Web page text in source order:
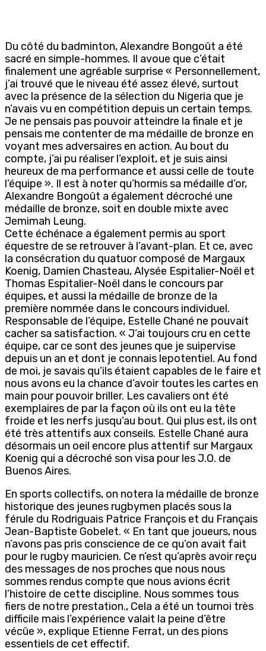
Du côté du badminton, Alexandre Bongoût a été
sacré en simple-hommes. Il avoue que c’était
finalement une agréable surprise « Personnellement,
j’ai trouvé que le niveau été assez élevé, surtout
avec la présence de la sélection du Nigeria que je
n’avais vu en compétition depuis un certain temps.
Je ne pensais pas pouvoir atteindre la finale et je
pensais me contenter de ma médaille de bronze en
voyant mes adversaires en action. Au bout du
compte, j’ai pu réaliser l’exploit, et je suis ainsi
heureux de ma performance et aussi celle de toute
l’équipe ». Il est à noter qu’hormis sa médaille d’or,
Alexandre Bongoût a également décroché une
médaille de bronze, soit en double mixte avec
Jemimah Leung.
Cette échénace a également permis au sport
équestre de se retrouver à l’avant-plan. Et ce, avec
la consécration du quatuor composé de Margaux
Koenig, Damien Chasteau, Alysée Espitalier-Noël et
Thomas Espitalier-Noël dans le concours par
équipes, et aussi la médaille de bronze de la
première nommée dans le concours individuel.
Responsable de l’équipe, Estelle Chané ne pouvait
cacher sa satisfaction. « J’ai toujours cru en cette
équipe, car ce sont des jeunes que je suipervise
depuis un an et dont je connais lepotentiel. Au fond
de moi, je savais qu’ils étaient capables de le faire et
nous avons eu la chance d’avoir toutes les cartes en
main pour pouvoir briller. Les cavaliers ont été
exemplaires de par la façon où ils ont eu la tête
froide et les nerfs jusqu’au bout. Qui plus est, ils ont
été très attentifs aux conseils. Estelle Chané aura
désormais un oeil encore plus attentif sur Margaux
Koenig qui a décroché son visa pour les J.O. de
Buenos Aires.
En sports collectifs, on notera la médaille de bronze
historique des jeunes rugbymen placés sous la
férule du Rodriguais Patrice François et du Français
Jean-Baptiste Gobelet. « En tant que joueurs, nous
n’avons pas pris conscience de ce qu’on avait fait
pour le rugby mauricien. Ce n’est qu’après avoir reçu
des messages de nos proches que nous nous
sommes rendus compte que nous avions écrit
l’histoire de cette discipline. Nous sommes tous
fiers de notre prestation., Cela a été un tournoi très
difficile mais l’expérience valait la peine d’être
vécûe », explique Etienne Ferrat, un des pions
essentiels de cet effectif.